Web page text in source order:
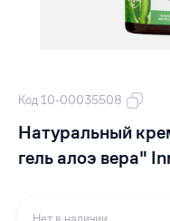
Код 10-00035508
Натуральный
гель алоэ вера"